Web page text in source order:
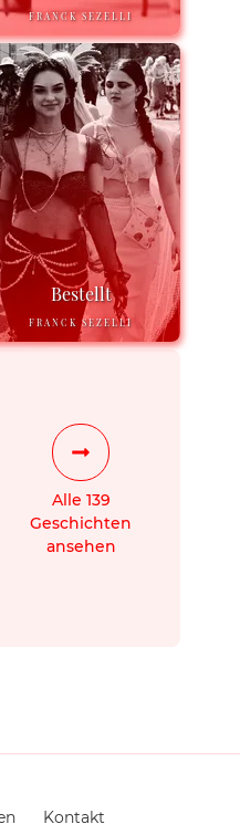
FRANCK SEZELLI
Bestellt
FRANCK SEZELLI
Alle 139
Geschichten
ansehen
Kontakt